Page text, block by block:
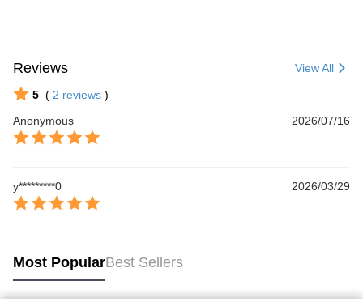
Reviews View All
5 ( 2 reviews )
Anonymous
2026/07/16
y*********0 2026/03/29
Most PopularBest Sellers